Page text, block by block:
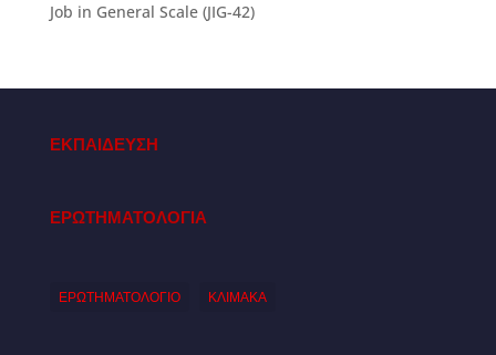
Job in General Scale (JIG-42)
ΕΚΠΑΙΔΕΥΣΗ
ΕΡΩΤΗΜΑΤΟΛΟΓΙΑ
ΕΡΩΤΗΜΑΤΟΛΟΓΙΟ ΚΛΙΜΑΚΑ